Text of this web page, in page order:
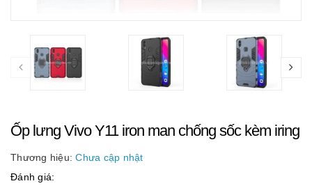
Ốp lưng Vivo Y11 iron man chống sốc kèm iring
Thương hiệu: Chưa cập nhật
Đánh giá: